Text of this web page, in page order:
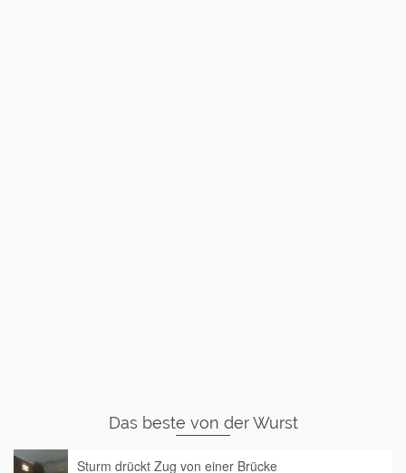
Das beste von der Wurst
Sturm drückt Zug von einer Brücke